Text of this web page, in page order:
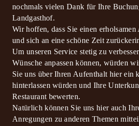
nochmals vielen Dank für Ihre
Landgasthof.
Wir hoffen, dass Sie einen erholsamen
und sich an eine schöne Zeit
Um unseren Service stetig zu
Wünsche anpassen können, würden
Sie uns über Ihren Aufenthalt hier ein
hinterlassen würden und Ihre
Restaurant bewerten.
Natürlich können Sie uns hier auch
Anregungen zu anderen Themen